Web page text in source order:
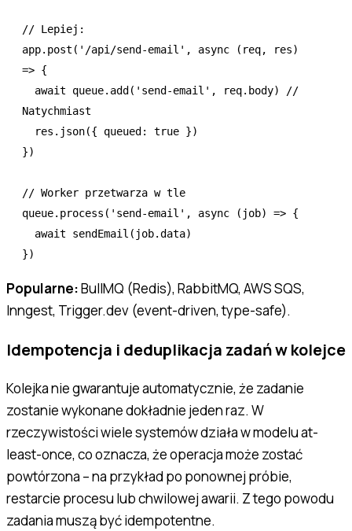
// Lepiej:
app.post ( '/api/send-email' , async (req,
=> {
  await
queue.add ( 'send-email' , req.body)
//
Natychmiast
  res
.json({ queued : true })
})
// Worker przetwarza w tle
queue.process ( 'send-email' , async (job) => {
  await
sendEmail ( job.data)
})
Popularne:BullMQ (Redis), RabbitMQ, AWS SQS,
Inngest, Trigger.dev (event-driven, type-safe).
Idempotencja i deduplikacja zadań w kolejce
Kolejka nie gwarantuje automatycznie, że zadanie
zostanie wykonane dokładnie jeden raz. W
rzeczywistości wiele systemów działa w modelu at-
least-once, co oznacza, że operacja może zostać
powtórzona – na przykład po ponownej próbie,
restarcie procesu lub chwilowej awarii. Z tego powodu
zadania muszą być idempotentne.